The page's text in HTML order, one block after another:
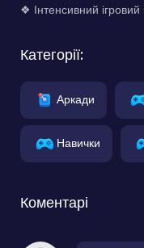
❖ Інтенсивний
Категорії:
Аркади
Навички
Коментарі